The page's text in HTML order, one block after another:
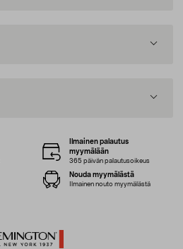
Ilmainen palautus
myymälään
365 päivän palautusoikeus
Nouda myymälästä
Ilmainen nouto myymälästä